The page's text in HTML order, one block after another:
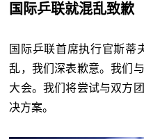
国际乒联就混乱致歉
国际乒联首席执行官斯蒂
乱，我们深表歉意。我们
大会。我们将尝试与双方
决方案。